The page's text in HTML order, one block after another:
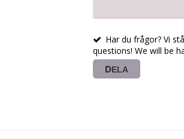
Har du frågor? Vi
questions! We will be
DELA